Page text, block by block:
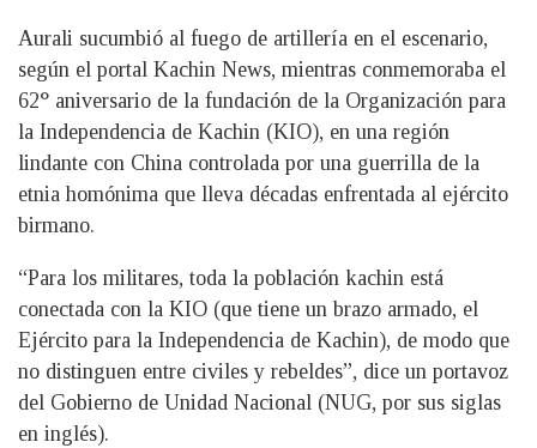
Aurali sucumbió al fuego de artillería en el escenario,
según el portal Kachin News, mientras conmemoraba el
62° aniversario de la fundación de la Organización para
la Independencia de Kachin (KIO), en una región
lindante con China controlada por una guerrilla de la
etnia homónima que lleva décadas enfrentada al ejército
birmano.
“Para los militares, toda la población kachin está
conectada con la KIO (que tiene un brazo armado, el
Ejército para la Independencia de Kachin), de modo que
no distinguen entre civiles y rebeldes”, dice un portavoz
del Gobierno de Unidad Nacional (NUG, por sus siglas
en inglés).